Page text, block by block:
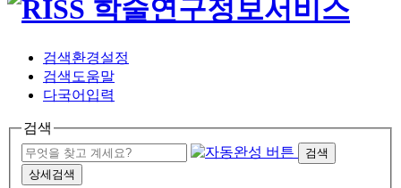
검색환경설정
검색도움말
다국어입력
검색
검색
상세검색